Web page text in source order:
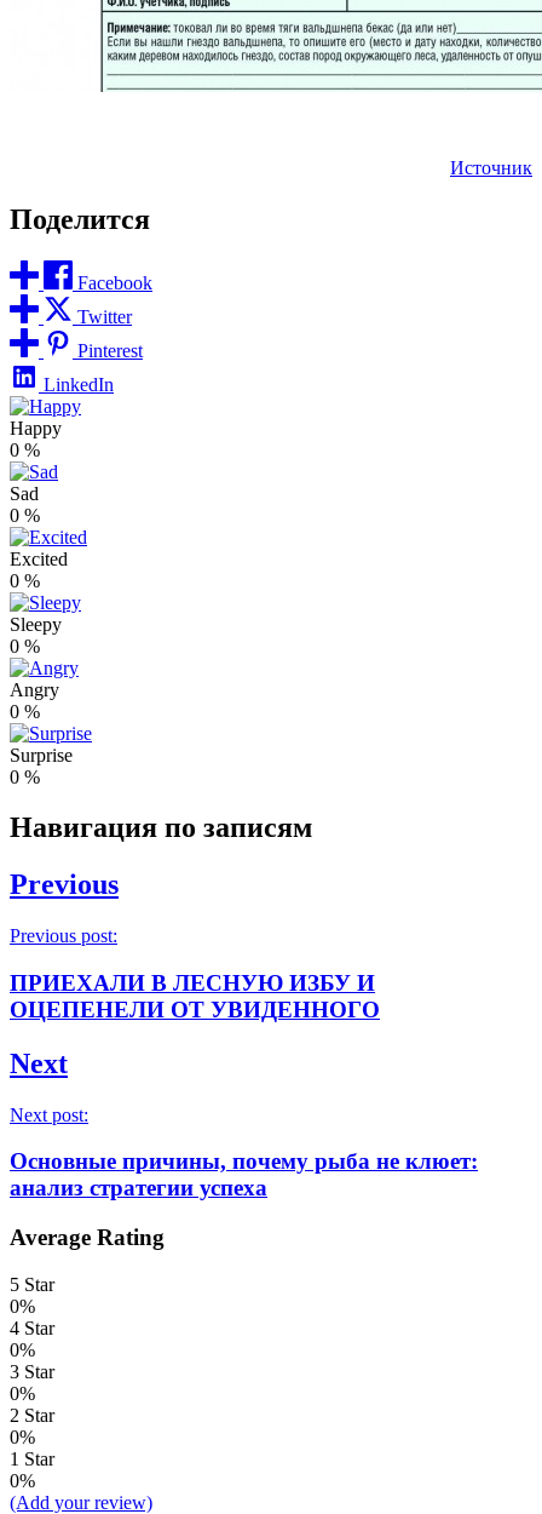
Источник
Поделится
Facebook
Twitter
Pinterest
LinkedIn
Happy
0 %
Sad
0 %
Excited
0 %
Sleepy
0 %
Angry
0 %
Surprise
0 %
Навигация по записям
Previous
Previous post:
ПРИЕХАЛИ В ЛЕСНУЮ ИЗБУ И
ОЦЕПЕНЕЛИ ОТ УВИДЕННОГО
Next
Next post:
Основные причины, почему рыба не клюет:
анализ стратегии успеха
Average Rating
5 Star
0%
4 Star
0%
3 Star
0%
2 Star
0%
1 Star
0%
(Add your review)